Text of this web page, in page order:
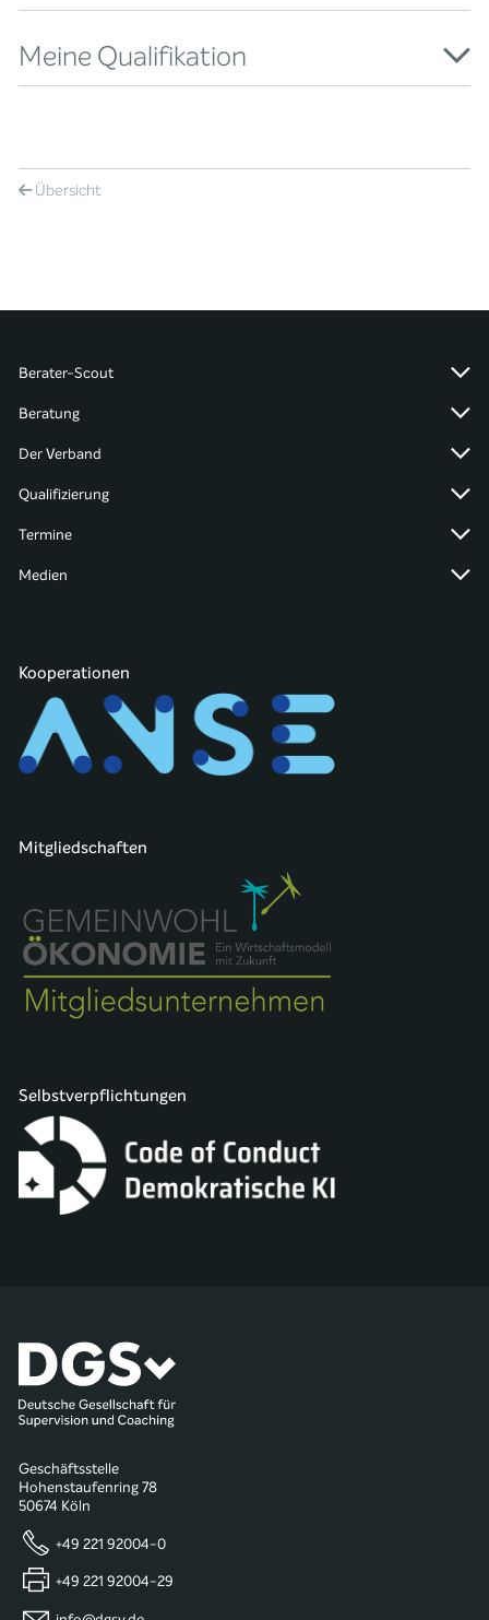
Meine Qualifikation
Übersicht
Berater-Scout
Beratung
Der Verband
Qualifizierung
Termine
Medien
Kooperationen
Mitgliedschaften
Selbstverpflichtungen
Geschäftsstelle
Hohenstaufenring 78
50674 Köln
+49 221 92004-0
+49 221 92004-29